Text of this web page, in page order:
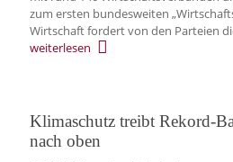
zum ersten bundesweiten
Wirtschaft fordert von den Parteien
weiterlesen
Klimaschutz treibt Rekord-
nach oben